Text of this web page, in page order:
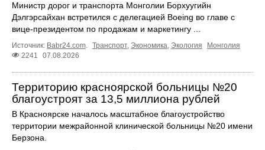
Министр дорог и транспорта Монголии Борхуугийн
Дэлгэрсайхан встретился с делегацией Boeing во главе с
вице-президентом по продажам и маркетингу ...
Источник: Babr24.com. Транспорт, Экономика, Экология
Монголия
2241
07.08.2026
Территорию красноярской больницы №20
благоустроят за 13,5 миллиона рублей
В Красноярске началось масштабное благоустройство
территории межрайонной клинической больницы №20 имени
Берзона.